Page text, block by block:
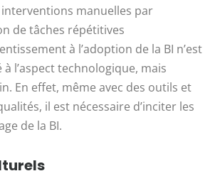
manuelles par
de tâches répétitives
à l’adoption de la BI n’est
l’aspect technologique, mais
En effet, même avec des outils et
il est nécessaire d’inciter les
de la BI.